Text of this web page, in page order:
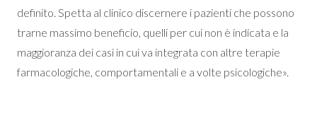
definito. Spetta al clinico discernere i pazienti che possono
trarne massimo beneficio, quelli per cui non è indicata e la
maggioranza dei casi in cui va integrata con altre terapie
farmacologiche, comportamentali e a volte psicologiche».